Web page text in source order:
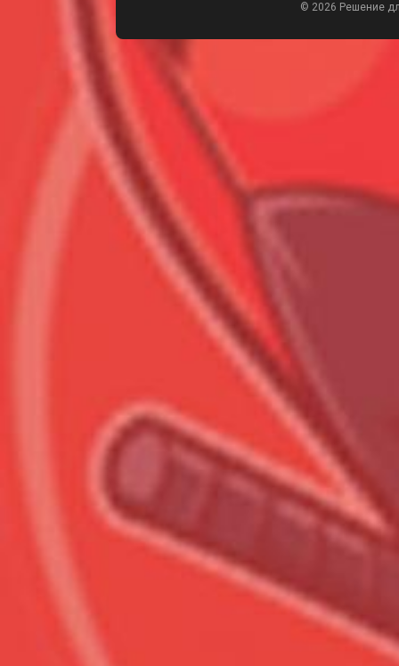
© 2026 Решение
Всего позиций в корзине
Всего товара в корзине
Сумма к оплате (без